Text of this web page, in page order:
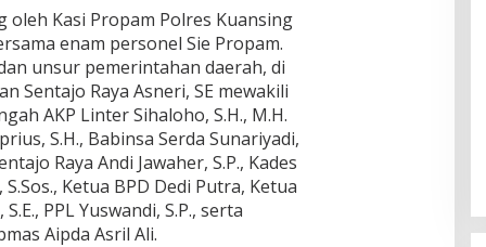
Kasi Propam Polres Kuansing
enam personel Sie Propam.
unsur pemerintahan daerah, di
Sentajo Raya Asneri, SE mewakili
AKP Linter Sihaloho, S.H., M.H.
S.H., Babinsa Serda Sunariyadi,
Raya Andi Jawaher, S.P., Kades
Ketua BPD Dedi Putra, Ketua
PPL Yuswandi, S.P., serta
Aipda Asril Ali.